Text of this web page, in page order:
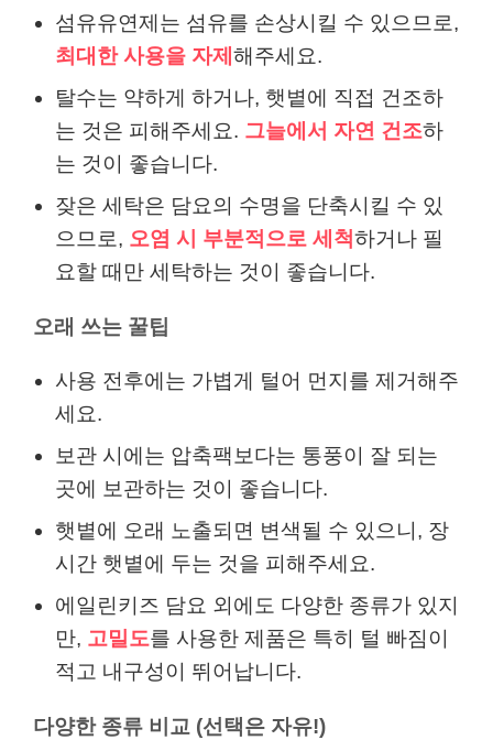
섬유유연제는 섬유를 손상시킬 수 있으므로,
최대한 사용을 자제 해주세요.
탈수는 약하게 하거나, 햇볕에 직접 건조하
는 것은 피해주세요. 그늘에서 자연 건조하
는 것이 좋습니다.
잦은 세탁은 담요의 수명을 단축시킬 수 있
으므로, 오염 시 부분적으로 세척하거나 필
요할 때만 세탁하는 것이 좋습니다.
오래 쓰는 꿀팁
사용 전후에는 가볍게 털어 먼지를 제거해주
세요.
보관 시에는 압축팩보다는 통풍이 잘 되는
곳에 보관하는 것이 좋습니다.
햇볕에 오래 노출되면 변색될 수 있으니, 장
시간 햇볕에 두는 것을 피해주세요.
에일린키즈 담요 외에도 다양한 종류가 있지
만, 고밀도를 사용한 제품은 특히 털 빠짐이
적고 내구성이 뛰어납니다.
다양한 종류 비교 (선택은 자유!)